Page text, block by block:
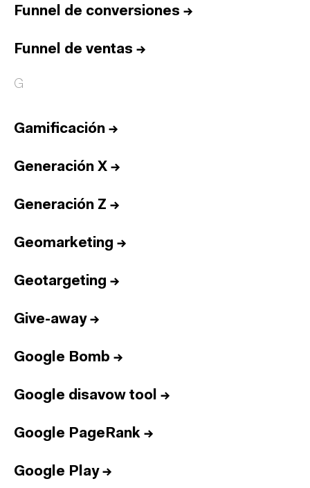
Funnel de conversiones →
Funnel de ventas →
G
Gamificación →
Generación X →
Generación Z →
Geomarketing →
Geotargeting →
Give-away→
Google Bomb →
Google disavow tool →
Google PageRank →
Google Play→